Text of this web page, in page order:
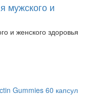
мужского и
и женского здоровья